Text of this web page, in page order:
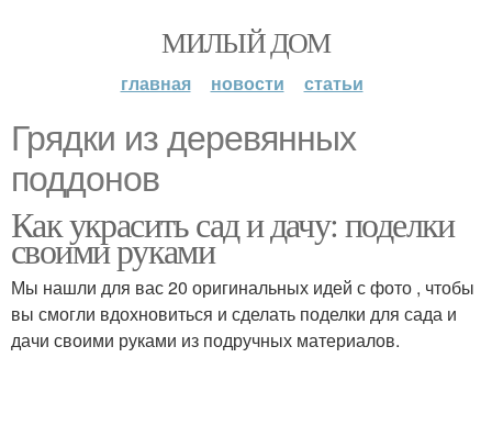
МИЛЫЙ ДОМ
главная новости статьи
Грядки из деревянных
поддонов
Как украсить сад и дачу: поделки
своими руками
Мы нашли для вас 20 оригинальных идей с фото , чтобы
вы смогли вдохновиться и сделать поделки для сада и
дачи своими руками из подручных материалов.